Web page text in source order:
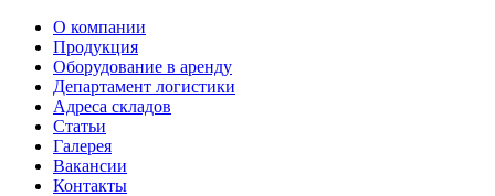
О компании
Продукция
Оборудование в аренду
Департамент логистики
Адреса складов
Статьи
Галерея
Вакансии
Контакты